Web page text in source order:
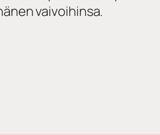
vaivoihinsa.